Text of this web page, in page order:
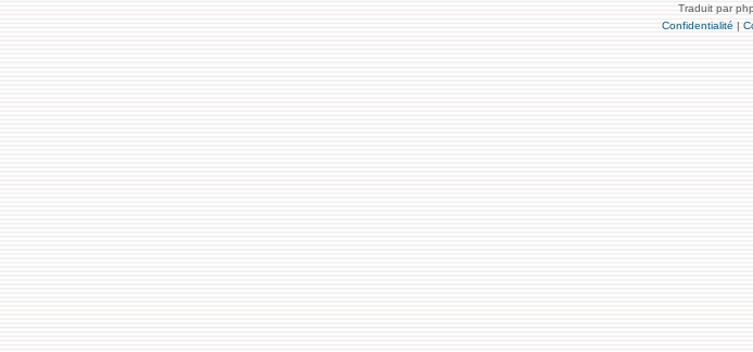
Traduit par
Confidentialité |